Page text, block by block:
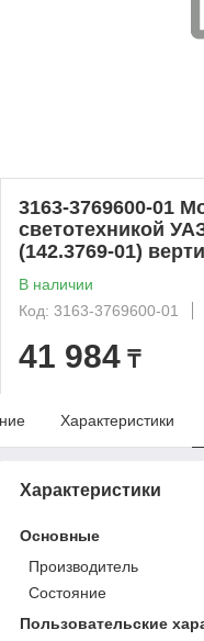
3163-3769600-01
светотехникой
(142.3769-01)
В наличии
Код: 3163-3769600-01
41 984 ₸
Характеристики
Характеристики
Основные
Производитель
Состояние
Пользовательские